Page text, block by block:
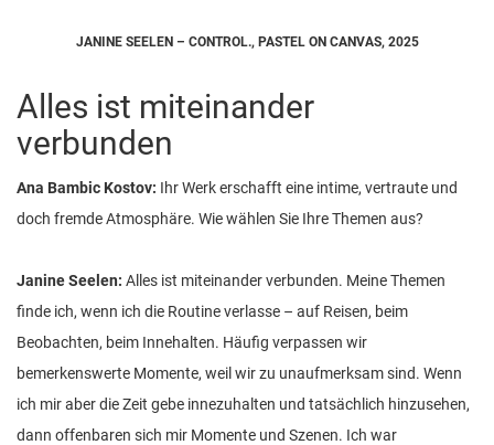
JANINE SEELEN – CONTROL., PASTEL ON CANVAS, 2025
Alles ist miteinander
verbunden
Ana Bambic Kostov: Ihr Werk erschafft eine intime, vertraute und
doch fremde Atmosphäre. Wie wählen Sie Ihre Themen aus?
Janine Seelen: Alles ist miteinander verbunden. Meine Themen
finde ich, wenn ich die Routine verlasse – auf Reisen, beim
Beobachten, beim Innehalten. Häufig verpassen wir
bemerkenswerte Momente, weil wir zu unaufmerksam sind. Wenn
ich mir aber die Zeit gebe innezuhalten und tatsächlich hinzusehen,
dann offenbaren sich mir Momente und Szenen. Ich war